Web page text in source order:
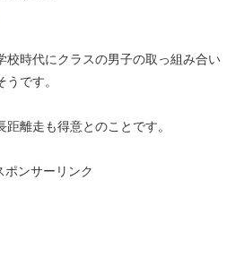
校時代にクラスの男子の取っ組み合い
です。
離走も得意とのことです。
ポンサーリンク